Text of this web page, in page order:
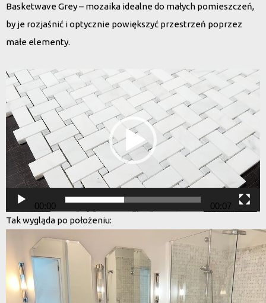
Basketwave Grey – mozaika idealne do małych pomieszczeń,
by je rozjaśnić i optycznie powiększyć przestrzeń poprzez
małe elementy.
Odtwarzacz
video
00:00
00:07
Tak wygląda po położeniu: